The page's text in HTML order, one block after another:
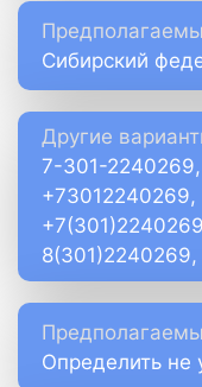
Сибирский
Другие
7-301-
Определить не